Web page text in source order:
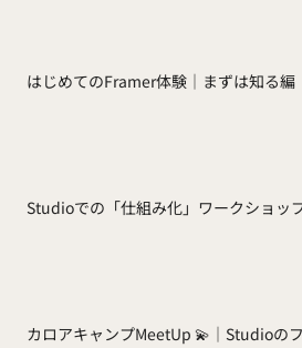
はじめてのFramer体験｜まずは知る編
Studioでの「仕組み化」ワークショッ
カロアキャンプMeetUp 💫｜Studioの